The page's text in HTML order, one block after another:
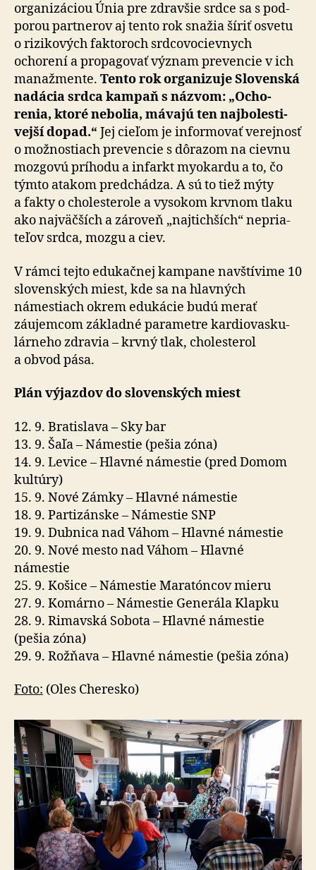
orga­ni­zá­ciou Únia pre zdravšie srdce sa s pod­
po­rou partnerov aj tento rok snažia šíriť osvetu
o ri­zi­ko­vých faktoroch srdco­vo­ciev­nych
ochorení a pro­pa­govať význam pre­vencie v ich
manaž­mente. Tento rok orga­ni­zuje Slovenská
nadácia srdca kampaň s názvom: „Ocho­
renia, ktoré nebolia, mávajú ten naj­bo­les­ti­
vejší dopad.“ Jej cieľom je infor­movať verejnosť
o mož­nostiach pre­vencie s dô­razom na cievnu
moz­govú príhodu a infarkt myo­kardu a to, čo
týmto atakom pred­chá­dza. A sú to tiež mýty
a fakty o cholesterole a vy­so­kom krvnom tlaku
ako naj­väčších a zá­ro­veň „naj­tichších“ ne­pria­
teľov srdca, mozgu a ciev.
V rámci tejto edukačnej kampane navštívime 10
slo­ven­ských miest, kde sa na hlav­ných
námestiach okrem edukácie budú merať
záujemcom základné para­metre kar­dio­vas­ku­
lár­neho zdravia – krvný tlak, cholesterol
a obvod pása.
Plán výjazdov do slo­ven­ských miest
12. 9. Bratislava – Sky bar
13. 9. Šaľa – Námestie (pešia zóna)
14. 9. Levice – Hlavné námestie (pred Domom
kultúry)
15. 9. Nové Zámky – Hlavné námestie
18. 9. Partizánske – Námestie SNP
19. 9. Dubnica nad Váhom – Hlavné námestie
20. 9. Nové mesto nad Váhom – Hlavné
námestie
25. 9. Košice – Námestie Maratóncov mieru
27. 9. Komárno – Námestie Generála Klapku
28. 9. Rimavská Sobota – Hlavné námestie
(pešia zóna)
29. 9. Rožňava – Hlavné námestie (pešia zóna)
Foto: (Oles Cheresko)